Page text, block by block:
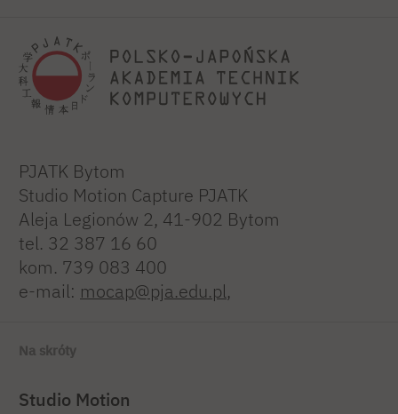
PJATK Bytom
Studio Motion Capture PJATK
Aleja Legionów 2, 41-902 Bytom
tel. 32 387 16 60
kom. 739 083 400
e-mail: mocap@pja.edu.pl,
Na skróty
Studio Motion